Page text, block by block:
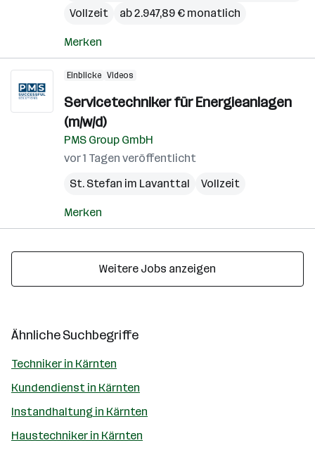
Vollzeit
ab 2.947,89 € monatlich
Merken
Einblicke Videos
Servicetechniker für Energieanlagen
(m/w/d)
PMS Group GmbH
vor 1 Tagen veröffentlicht
St. Stefan im Lavanttal
Vollzeit
Merken
Weitere Jobs anzeigen
Ähnliche Suchbegriffe
Techniker in Kärnten
Kundendienst in Kärnten
Instandhaltung in Kärnten
Haustechniker in Kärnten